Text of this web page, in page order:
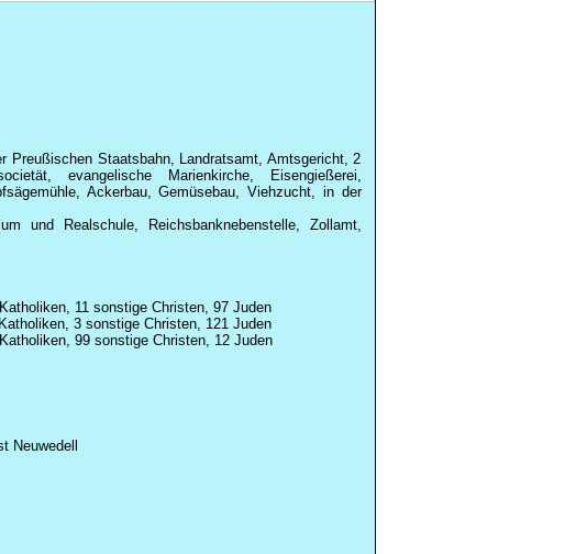
Preußischen Staatsbahn, Landratsamt, Amtsgericht, 2
evangelische Marienkirche, Eisengießerei,
Ackerbau, Gemüsebau, Viehzucht, in der
und Realschule, Reichsbanknebenstelle, Zollamt,
11 sonstige Christen, 97 Juden
3 sonstige Christen, 121 Juden
99 sonstige Christen, 12 Juden
Neuwedell